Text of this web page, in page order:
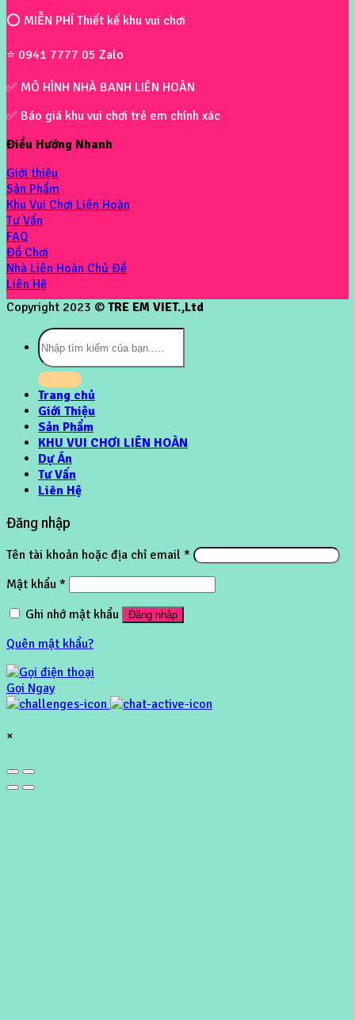
⭕ MIỄN PHÍ Thiết kế khu vui chơi
⭐ 0941 7777 05 Zalo
✅ MÔ HÌNH NHÀ BANH LIÊN HOÀN
✅ Báo giá khu vui chơi trẻ em chính xác
Điều Hướng Nhanh
Giới thiệu
Sản Phẩm
Khu Vui Chơi Liên Hoàn
Tư Vấn
FAQ
Đồ Chơi
Nhà Liên Hoàn Chủ Đề
Liên Hệ
Copyright 2023 © TRE EM VIET.,Ltd
Tìm
kiếm:
Trang chủ
Giới Thiệu
Sản Phẩm
KHU VUI CHƠI LIÊN HOÀN
Dự Án
Tư Vấn
Liên Hệ
Đăng nhập
Tên tài khoản hoặc địa chỉ email *
Mật khẩu *
Ghi nhớ mật khẩu
Đăng nhập
Quên mật khẩu?
Gọi Ngay
×